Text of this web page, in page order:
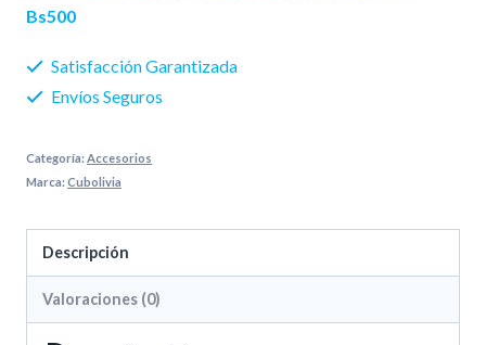
Bs500
Satisfacción Garantizada
Envíos Seguros
Categoría: Accesorios
Marca:Cubolivia
Descripción
Valoraciones (0)